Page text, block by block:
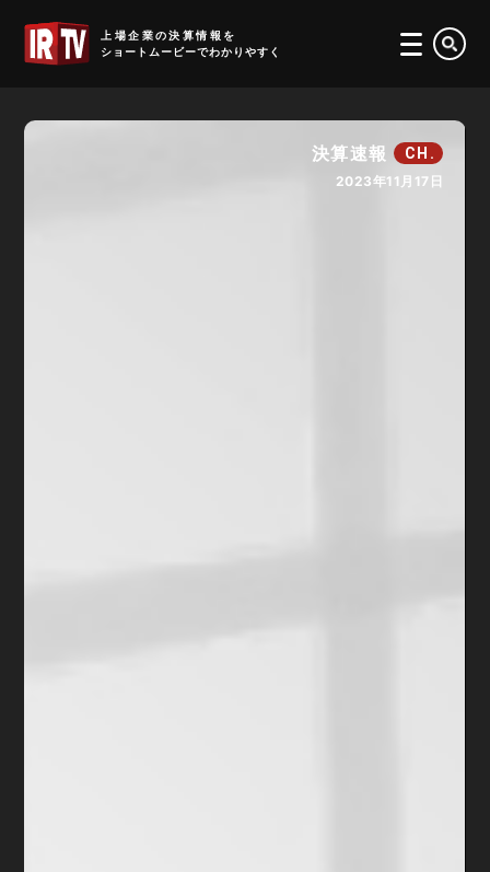
上場企業の決算情報を
ショートムービーでわかりやすく
決算速報 CH.
2023年11月17日